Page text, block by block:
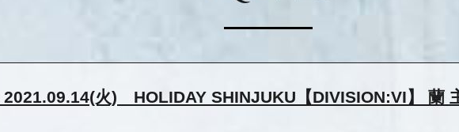
火) HOLIDAY SHINJUKU【DIVISION:VI】 蘭